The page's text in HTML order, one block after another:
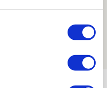
opzij en
naar Dublin